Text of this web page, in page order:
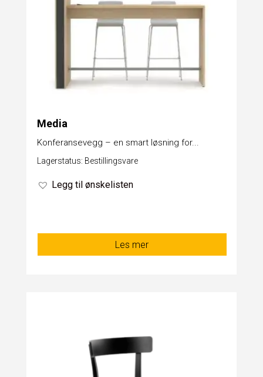
Media
Konferansevegg – en smart løsning for...
Lagerstatus: Bestillingsvare
Legg til ønskelisten
Les mer